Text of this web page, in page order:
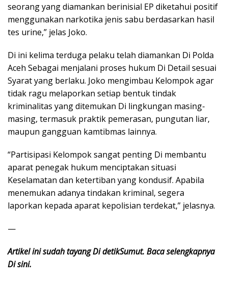
seorang yang diamankan berinisial EP diketahui positif
menggunakan narkotika jenis sabu berdasarkan hasil
tes urine,” jelas Joko.
Di ini kelima terduga pelaku telah diamankan Di Polda
Aceh Sebagai menjalani proses hukum Di Detail sesuai
Syarat yang berlaku. Joko mengimbau Kelompok agar
tidak ragu melaporkan setiap bentuk tindak
kriminalitas yang ditemukan Di lingkungan masing-
masing, termasuk praktik pemerasan, pungutan liar,
maupun gangguan kamtibmas lainnya.
“Partisipasi Kelompok sangat penting Di membantu
aparat penegak hukum menciptakan situasi
Keselamatan dan ketertiban yang kondusif. Apabila
menemukan adanya tindakan kriminal, segera
laporkan kepada aparat kepolisian terdekat,” jelasnya.
—
Artikel ini sudah tayang Di detikSumut. Baca selengkapnya
Di sini.